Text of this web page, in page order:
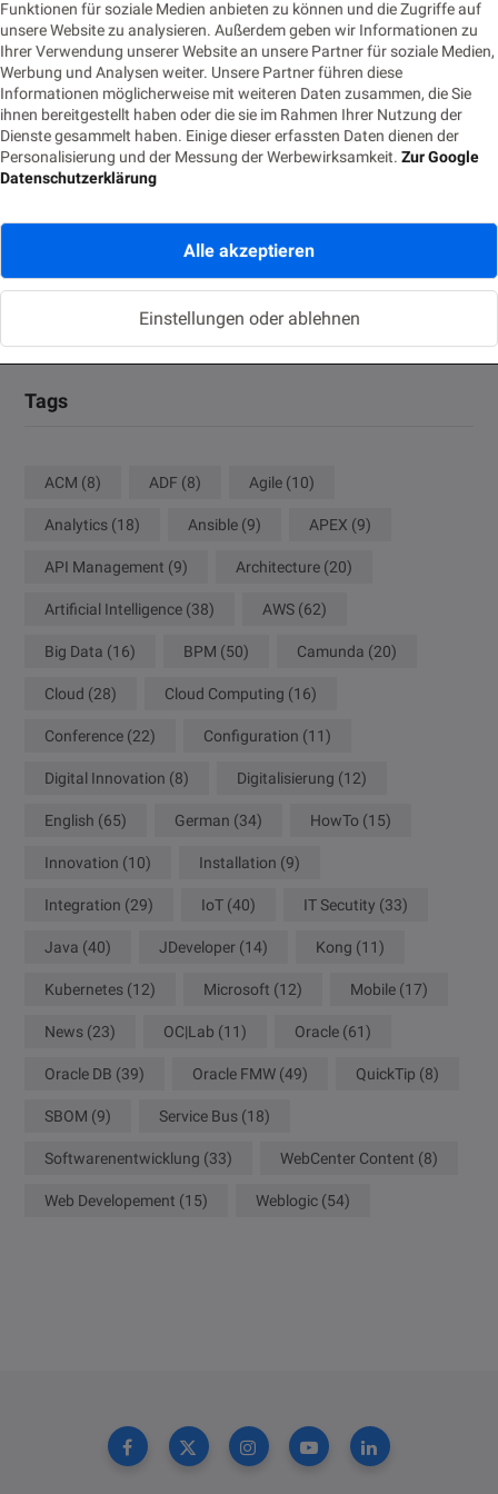
Funktionen für soziale Medien anbieten zu können und die Zugriffe auf
unsere Website zu analysieren. Außerdem geben wir Informationen zu
Ihrer Verwendung unserer Website an unsere Partner für soziale Medien,
Werbung und Analysen weiter. Unsere Partner führen diese
Informationen möglicherweise mit weiteren Daten zusammen, die Sie
ihnen bereitgestellt haben oder die sie im Rahmen Ihrer Nutzung der
Dienste gesammelt haben. Einige dieser erfassten Daten dienen der
Personalisierung und der Messung der Werbewirksamkeit. Zur Google
Datenschutzerklärung
Alle akzeptieren
Einstellungen oder ablehnen
2. JULI 2026
Vom Monitoring zur Fachanwendung: Prometheus-Alerts für
Business-Prozesse nutzbar machen
22. JUNI 2026
Eventbasierte Synchronisation zwischen Monolith und
Die Nachtwache: Rufbereitschaft für IT-Profis
Tags
ACM (8) ADF (8) Agile (10)
Analytics (18) Ansible (9) APEX (9)
API Management (9) Architecture (20)
Artificial Intelligence (38) AWS (62)
Big Data (16) BPM (50) Camunda (20)
Cloud (28) Cloud Computing (16)
Conference (22) Configuration (11)
Digital Innovation (8) Digitalisierung (12)
English (65) German (34) HowTo (15)
Innovation (10) Installation (9)
Integration (29) IoT (40) IT Secutity (33)
Java (40) JDeveloper (14) Kong (11)
Kubernetes (12) Microsoft (12) Mobile (17)
News (23) OC|Lab (11) Oracle (61)
Oracle DB (39) Oracle FMW (49) QuickTip (8)
SBOM (9) Service Bus (18)
Softwarenentwicklung (33) WebCenter Content (8)
Web Developement (15) Weblogic (54)